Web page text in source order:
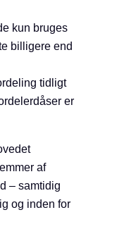
kun bruges
billigere end
tidligt
er
af
– samtidig
og inden for